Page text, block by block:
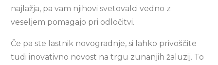
najlažja, pa vam njihovi svetovalci vedno z
veseljem pomagajo pri odločitvi.
Če pa ste lastnik novogradnje, si lahko privoščite
tudi inovativno novost na trgu zunanjih žaluzij. To